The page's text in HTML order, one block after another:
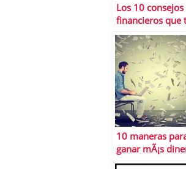
Los 10 consejos
financieros que
gustarÃ­a
yo mÃ¡s joven
10 maneras
ganar mÃ¡s
2016